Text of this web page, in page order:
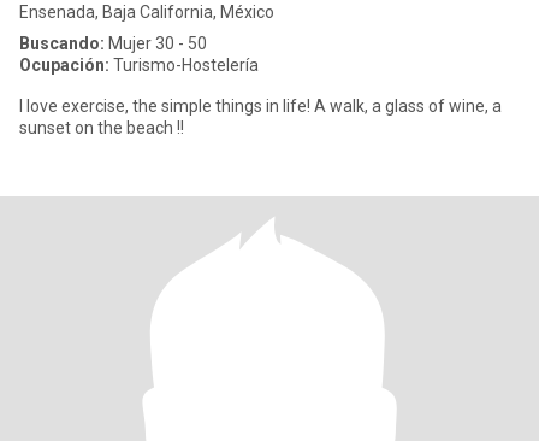
Ensenada, Baja California, México
Buscando: Mujer 30 - 50
Ocupación: Turismo-Hostelería
I love exercise, the simple things in life! A walk, a glass of wine, a
sunset on the beach !!